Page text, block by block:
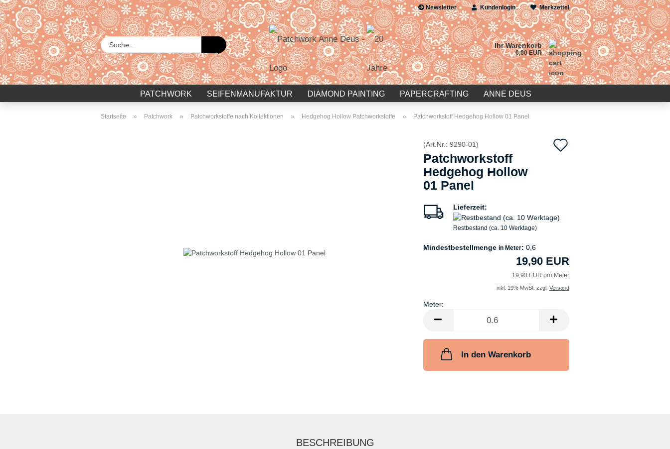
Newsletter Kundenlogin
E-Mail
Passwort
Konto erstellen
Passwort vergessen?
Merkzettel
Suche...
Ihr Warenkorb
0,00 EUR
PATCHWORK SEIFENMANUFAKTUR DIAMOND PAINTING PAPERCRAFTING ANNE DEUS
Startseite » Patchwork » Patchworkstoffe nach Kollektionen » Hedgehog Hollow Patchworkstoffe » Patchworkstoff Hedgehog Hollow 01 Panel
(Art.Nr.: 9290-01)
Patchworkstoff
Hedgehog Hollow
01 Panel
Lieferzeit:
Restbestand (ca. 10 Werktage)
Mindestbestellmenge in Meter: 0,6
19,90 EUR
19,90 EUR pro Meter
inkl. 19% MwSt. zzgl. Versand
Meter:
Meter
In den Warenkorb
BESCHREIBUNG